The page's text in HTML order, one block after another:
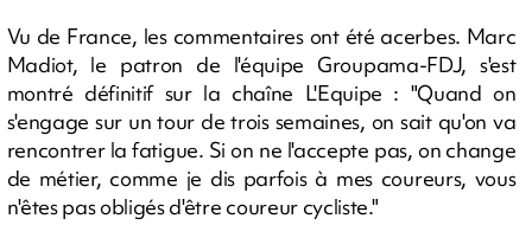
Vu de France, les commentaires ont été acerbes. Marc
Madiot, le patron de l'équipe Groupama-FDJ, s'est
montré définitif sur la chaîne L'Equipe : "Quand on
s'engage sur un tour de trois semaines, on sait qu'on va
rencontrer la fatigue. Si on ne l'accepte pas, on change
de métier, comme je dis parfois à mes coureurs, vous
n'êtes pas obligés d'être coureur cycliste."